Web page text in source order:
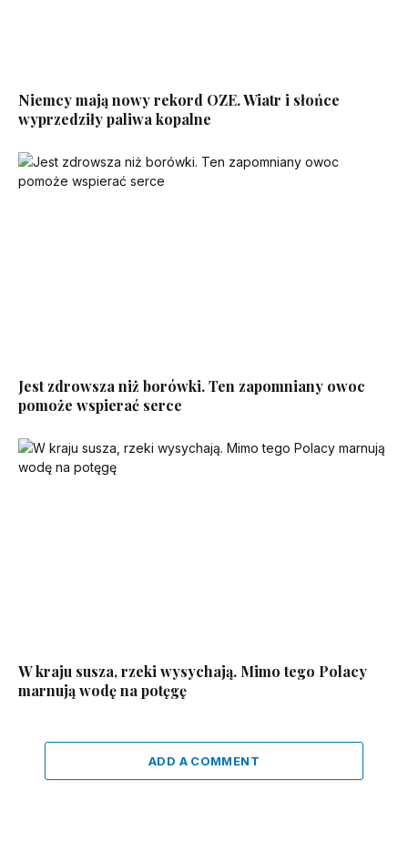
Niemcy mają nowy rekord OZE. Wiatr i słońce
wyprzedziły paliwa kopalne
Jest zdrowsza niż borówki. Ten zapomniany owoc
pomoże wspierać serce
W kraju susza, rzeki wysychają. Mimo tego Polacy
marnują wodę na potęgę
ADD A COMMENT